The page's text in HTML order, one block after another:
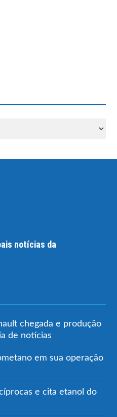
notícias da
chegada e produção
de notícias
em sua operação
e cita etanol do